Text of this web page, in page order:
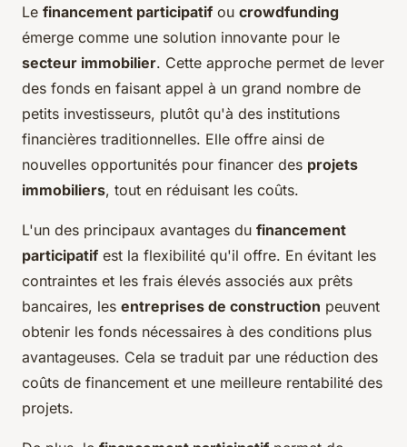
Le financement participatif ou crowdfunding
émerge comme une solution innovante pour le
secteur immobilier. Cette approche permet de lever
des fonds en faisant appel à un grand nombre de
petits investisseurs, plutôt qu'à des institutions
financières traditionnelles. Elle offre ainsi de
nouvelles opportunités pour financer des projets
immobiliers, tout en réduisant les coûts.
L'un des principaux avantages du financement
participatif est la flexibilité qu'il offre. En évitant les
contraintes et les frais élevés associés aux prêts
bancaires, les entreprises de construction peuvent
obtenir les fonds nécessaires à des conditions plus
avantageuses. Cela se traduit par une réduction des
coûts de financement et une meilleure rentabilité des
projets.